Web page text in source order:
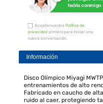
habla conmigo
Acepta nuestra Política de
privacidad primero para iniciar una
nueva conversación.
Información
Disco Olímpico Miyagi
entrenamientos de alto
Fabricado en caucho de
ruido al caer, protegiendo